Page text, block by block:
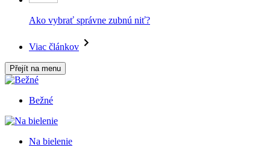
Ako vybrať správne zubnú niť?
Viac článkov
Přejít na menu
Bežné
Na bielenie